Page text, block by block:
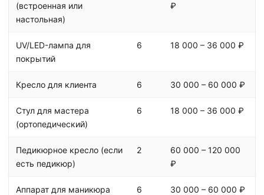
(встроенная или
настольная)
₽
UV/LED-лампа для
покрытий
6 18 000 – 36 000 ₽
Кресло для клиента 6 30 000 – 60 000 ₽
Стул для мастера
(ортопедический)
6 18 000 – 36 000 ₽
Педикюрное кресло (если
есть педикюр)
2
60 000 – 120 000
₽
Аппарат для маникюра
6 30 000 – 60 000 ₽